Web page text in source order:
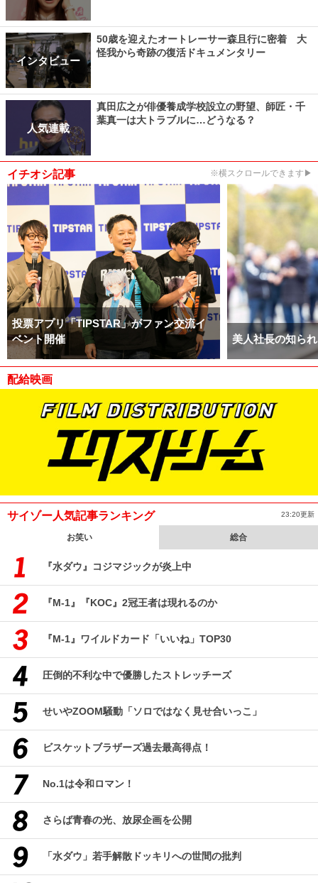
インタビュー
50歳を迎えたオートレーサー森且行に密着 大
怪我から奇跡の復活ドキュメンタリー
人気連載
真田広之が俳優養成学校設立の野望、師匠・千
葉真一は大トラブルに…どうなる？
イチオシ記事 ※横スクロールできます▶
投票アプリ「TIPSTAR」がファン交流イ
ベント開催
美人社長の知ら
配給映画
サイゾー人気記事ランキング 23:20更新
お笑い 総合
『水ダウ』コジマジックが炎上中
『M-1』『KOC』2冠王者は現れるのか
『M-1』ワイルドカード「いいね」TOP30
圧倒的不利な中で優勝したストレッチーズ
せいやZOOM騒動「ソロではなく見せ合いっこ」
ビスケットブラザーズ過去最高得点！
No.1は令和ロマン！
さらば青春の光、放尿企画を公開
「水ダウ」若手解散ドッキリへの世間の批判